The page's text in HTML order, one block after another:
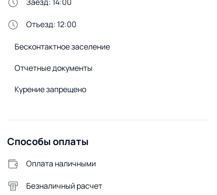
WiFi
Диван
Горячая вода
Домофон
Сушилка для белья
Стиральная машина
Удобства снаружи
Отъезд: 12:00
Бесконтактное заселение
Отчетные документы
Курение запрещено
Способы оплаты
Оплата наличными
Безналичный расчет